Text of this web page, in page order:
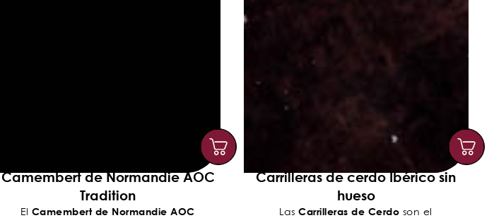
Camembert de Normandie AOC
Tradition
El Camembert de Normandie AOC
Carrilleras de cerdo Ibérico sin
hueso
LasCarrilleras de Cerdo son el